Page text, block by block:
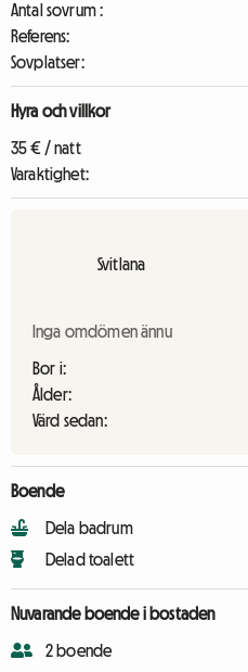
Antal sovrum :
Referens:
Sovplatser:
Hyra och villkor
35 € / natt
Varaktighet:
Svitlana
Inga omdömen ännu
Bor i:
Ålder:
Värd sedan:
Boende
Dela badrum
Delad toalett
Nuvarande boende i bostaden
2 boende